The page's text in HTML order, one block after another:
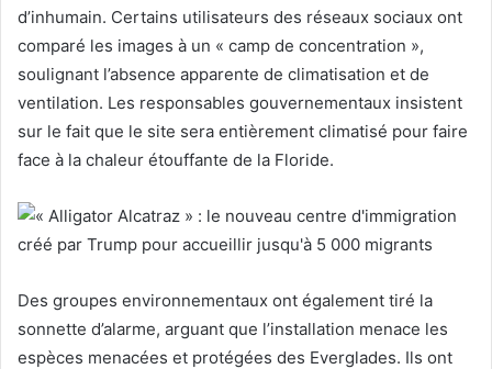
d’inhumain. Certains utilisateurs des réseaux sociaux ont
comparé les images à un « camp de concentration »,
soulignant l’absence apparente de climatisation et de
ventilation. Les responsables gouvernementaux insistent
sur le fait que le site sera entièrement climatisé pour faire
face à la chaleur étouffante de la Floride.
Des groupes environnementaux ont également tiré la
sonnette d’alarme, arguant que l’installation menace les
espèces menacées et protégées des Everglades. Ils ont